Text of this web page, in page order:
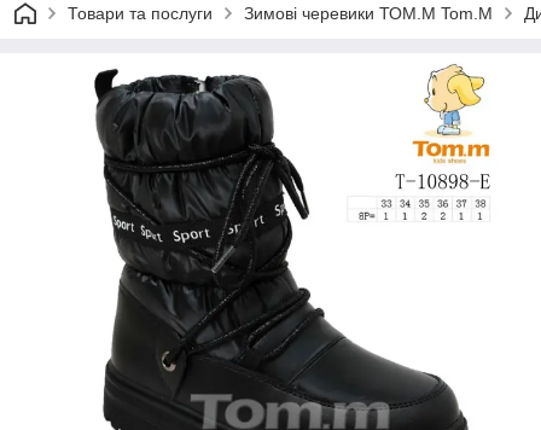
Товари та послуги Зимові черевики ТОМ.М Tom.M